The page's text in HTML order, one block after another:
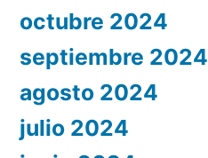
octubre 2024
septiembre 2024
agosto 2024
julio 2024